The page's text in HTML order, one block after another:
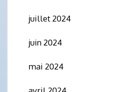
juillet 2024
juin 2024
mai 2024